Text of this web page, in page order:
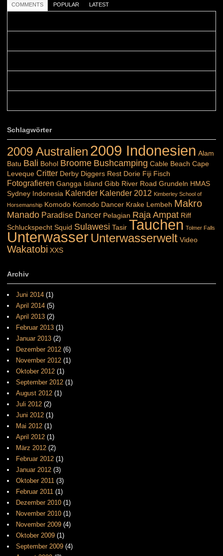
COMMENTS POPULAR LATEST
Schlagwörter
2009 Australien 2009 Indonesien Alam
Batu Bali Bohol Broome Bushcamping Cable Beach Cape
Leveque Critter Derby Diggers Rest Dorie Fiji Fisch
Fotografieren Gangga Island Gibb River Road Grundeln HMAS
Sydney Indonesia Kalender Kalender 2012 Kimberley School of
Horsemanship Komodo Komodo Dancer Krake Lembeh Makro
Manado Paradise Dancer Pelagian Raja Ampat Riff
Schluckspecht Squid Sulawesi Tasir Tauchen Tolmer Falls
UnterwasserUnterwasserwelt Video
Wakatobi XXS
Archiv
Juni 2014 (1)
April 2014 (5)
April 2013 (2)
Februar 2013 (1)
Januar 2013 (2)
Dezember 2012 (6)
November 2012 (1)
Oktober 2012 (1)
September 2012 (1)
August 2012 (1)
Juli 2012 (2)
Juni 2012 (1)
Mai 2012 (1)
April 2012 (1)
März 2012 (2)
Februar 2012 (1)
Januar 2012 (3)
Oktober 2011 (3)
Februar 2011 (1)
Dezember 2010 (1)
November 2010 (1)
November 2009 (4)
Oktober 2009 (1)
September 2009 (4)